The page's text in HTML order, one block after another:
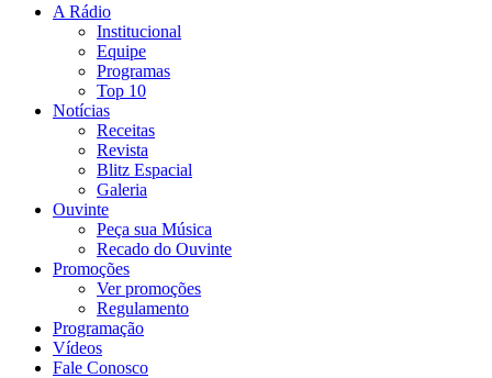
A Rádio
Institucional
Equipe
Programas
Top 10
Notícias
Receitas
Revista
Blitz Espacial
Galeria
Ouvinte
Peça sua Música
Recado do Ouvinte
Promoções
Ver promoções
Regulamento
Programação
Vídeos
Fale Conosco